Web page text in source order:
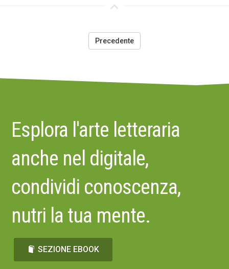
Precedente
Esplora l'arte letteraria
anche nel digitale,
condividi conoscenza,
nutri la tua mente.
SEZIONE EBOOK